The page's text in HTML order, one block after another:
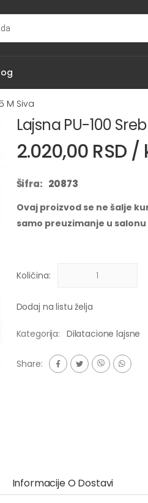
M Siva
Lajsna PU-100
2.020,00 RSD /
Šifra: 20873
Ovaj proizvod se ne šalje
samo preuzimanje u
Količina:
Dodaj na listu želja
Kategorija: Dilatacione lajsne
Share:
Informacije O Dostavi